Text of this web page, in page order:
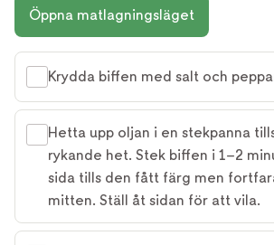
Öppna matlagningsläget
Krydda biffen med salt och
Hetta upp oljan i en stekpanna
rykande het. Stek biffen i 1–2
sida tills den fått färg men
mitten. Ställ åt sidan för att vila.